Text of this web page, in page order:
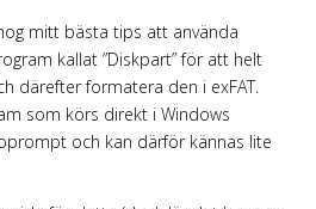
mitt bästa tips att använda
kallat ”Diskpart” för att helt
därefter formatera den i exFAT.
som körs direkt i Windows
och kan därför kännas lite